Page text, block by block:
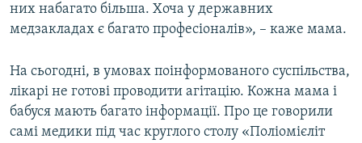
них набагато більша. Хоча у державних
медзакладах є багато професіоналів», – каже мама.
На сьогодні, в умовах поінформованого суспільства,
лікарі не готові проводити агітацію. Кожна мама і
бабуся мають багато інформації. Про це говорили
самі медики під час круглого столу «Поліомієліт